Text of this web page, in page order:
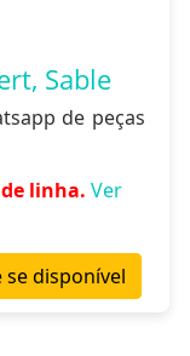
Sable
de peças
linha. Ver
se disponível